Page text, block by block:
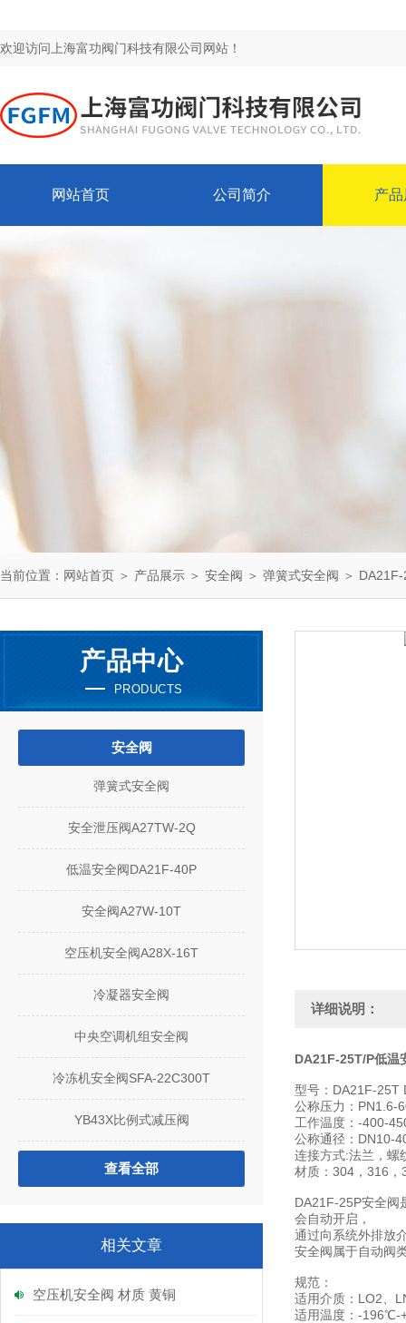
欢迎访问上海富功阀门科技有限公司网站！
网站首页 公司简介 产
当前位置： 网站首页 ＞ 产品展示 ＞ 安全阀 ＞ 弹簧式安全阀 ＞
产品中心
PRODUCTS
安全阀
弹簧式安全阀
安全泄压阀A27TW-2Q
低温安全阀DA21F-40P
安全阀A27W-10T
空压机安全阀A28X-16T
冷凝器安全阀
中央空调机组安全阀
冷冻机安全阀SFA-22C300T
YB43X比例式减压阀
查看全部
相关文章
空压机安全阀 材质 黄铜
详细说明：
DA21F-25T/P低温
型号：DA21F-25T
公称压力：PN1.6-
工作温度：-400-
公称通径：DN10-
连接方式:法兰，螺
材质：304，316，
DA21F-25P安全阀
会自动开启，
通过向系统外排放
安全阀属于自动阀
规范：
适用介质：LO2、
适用温度：-196℃-